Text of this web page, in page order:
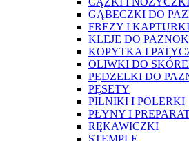
GĄBECZKI DO
FREZY I KAPTURKI
KLEJE DO
KOPYTKA I
OLIWKI DO
PĘDZELKI DO
PĘSETY
PILNIKI I POLERKI
PŁYNY I
RĘKAWICZKI
STEMPLE